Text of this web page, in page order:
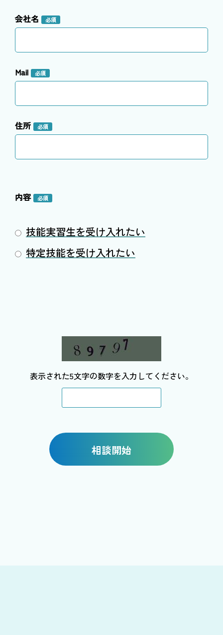
会社名 必須
Mail 必須
住所 必須
内容 必須
技能実習生を受け入れたい
特定技能を受け入れたい
表示された5文字の数字を入力してください。